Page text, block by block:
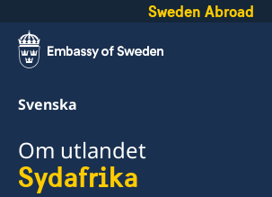
Sweden Abroad
Svenska
Om utlandet
Sydafrika